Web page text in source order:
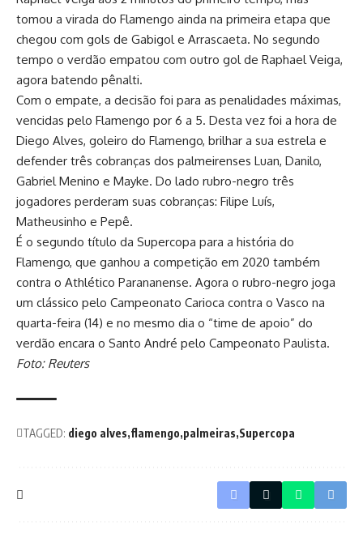
tomou a virada do Flamengo ainda na primeira etapa que
chegou com gols de Gabigol e Arrascaeta. No segundo
tempo o verdão empatou com outro gol de Raphael Veiga,
agora batendo pênalti.
Com o empate, a decisão foi para as penalidades máximas,
vencidas pelo Flamengo por 6 a 5. Desta vez foi a hora de
Diego Alves, goleiro do Flamengo, brilhar a sua estrela e
defender três cobranças dos palmeirenses Luan, Danilo,
Gabriel Menino e Mayke. Do lado rubro-negro três
jogadores perderam suas cobranças: Filipe Luís,
Matheusinho e Pepê.
É o segundo título da Supercopa para a história do
Flamengo, que ganhou a competição em 2020 também
contra o Athlético Parananense. Agora o rubro-negro joga
um clássico pelo Campeonato Carioca contra o Vasco na
quarta-feira (14) e no mesmo dia o “time de apoio” do
verdão encara o Santo André pelo Campeonato Paulista.
Foto: Reuters
TAGGED: diego alves flamengo palmeiras Supercopa